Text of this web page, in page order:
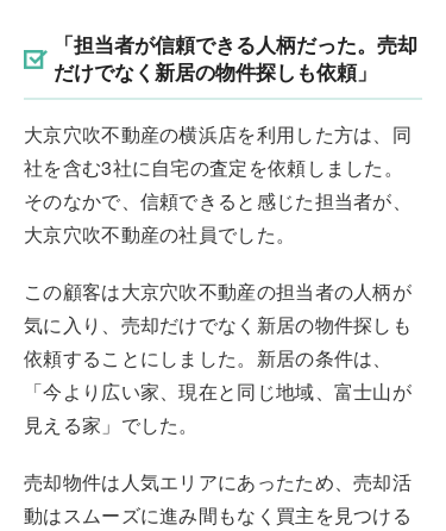
「担当者が信頼できる人柄だった。売却
だけでなく新居の物件探しも依頼」
大京穴吹不動産の横浜店を利用した方は、同
社を含む3社に自宅の査定を依頼しました。
そのなかで、信頼できると感じた担当者が、
大京穴吹不動産の社員でした。
この顧客は大京穴吹不動産の担当者の人柄が
気に入り、売却だけでなく新居の物件探しも
依頼することにしました。新居の条件は、
「今より広い家、現在と同じ地域、富士山が
見える家」でした。
売却物件は人気エリアにあったため、売却活
動はスムーズに進み間もなく買主を見つける